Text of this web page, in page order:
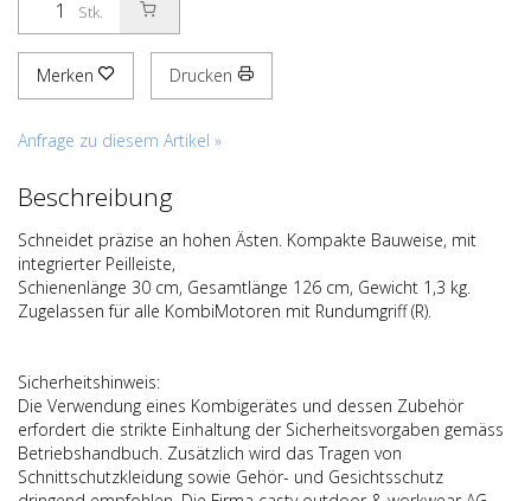
Stk.
Merken Drucken
Anfrage zu diesem Artikel »
Beschreibung
Schneidet präzise an hohen Ästen. Kompakte Bauweise, mit
integrierter Peilleiste,
Schienenlänge 30 cm, Gesamtlänge 126 cm, Gewicht 1,3 kg.
Zugelassen für alle KombiMotoren mit Rundumgriff (R).
Sicherheitshinweis:
Die Verwendung eines Kombigerätes und dessen Zubehör
erfordert die strikte Einhaltung der Sicherheitsvorgaben gemäss
Betriebshandbuch. Zusätzlich wird das Tragen von
Schnittschutzkleidung sowie Gehör- und Gesichtsschutz